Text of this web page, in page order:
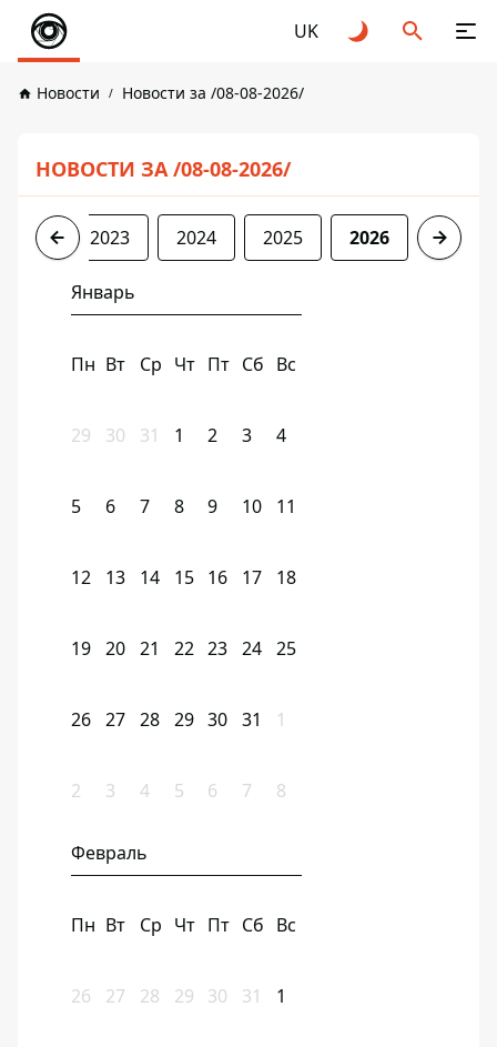
UK
Новости Новости за /08-08-2026/
НОВОСТИ ЗА /08-08-2026/
2022 2023 2024 2025 2026
Январь
Пн Вт Ср Чт Пт Сб Вс
29 30 31 1 2 3 4
5 6 7 8 9 10 11
12 13 14 15 16 17 18
19 20 21 22 23 24 25
26 27 28 29 30 31 1
2 3 4 5 6 7 8
Февраль
Пн Вт Ср Чт Пт Сб Вс
26 27 28 29 30 31 1